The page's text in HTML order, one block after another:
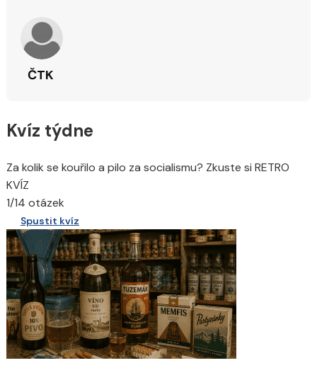
ČTK
Kvíz týdne
Za kolik se kouřilo a pilo za socialismu? Zkuste si RETRO
KVÍZ
1/14 otázek
Spustit kvíz